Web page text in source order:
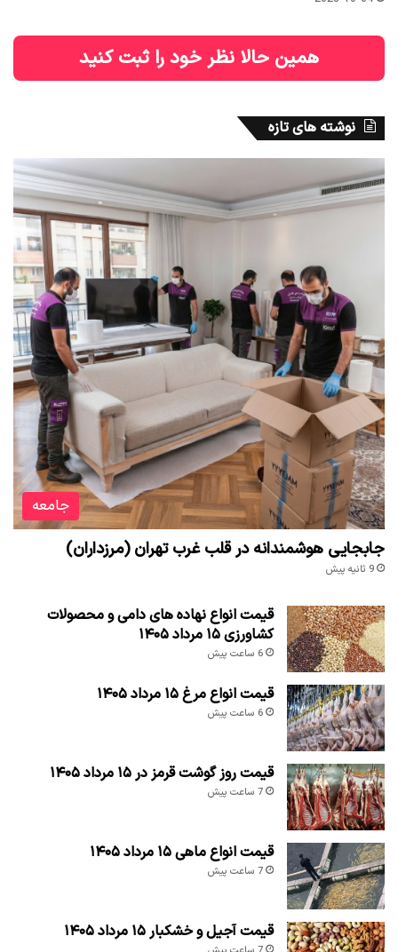
همین حالا نظر خود را ثبت کنید
نوشته های تازه
جامعه
جابجایی هوشمندانه در قلب غرب تهران (مرزداران)
9 ثانیه پیش
قیمت انواع نهاده های دامی و محصولات
کشاورزی ۱۵ مرداد ۱۴۰۵
6 ساعت پیش
قیمت انواع مرغ ۱۵ مرداد ۱۴۰۵
6 ساعت پیش
قیمت روز گوشت قرمز در ۱۵ مرداد ۱۴۰۵
7 ساعت پیش
قیمت انواع ماهی ۱۵ مرداد ۱۴۰۵
7 ساعت پیش
قیمت آجیل و خشکبار ۱۵ مرداد ۱۴۰۵